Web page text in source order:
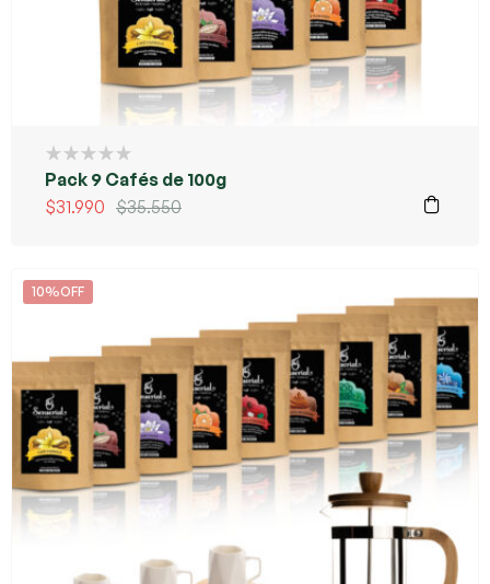
Pack 9 Cafés de 100g
$35.550
$31.990
10%OFF